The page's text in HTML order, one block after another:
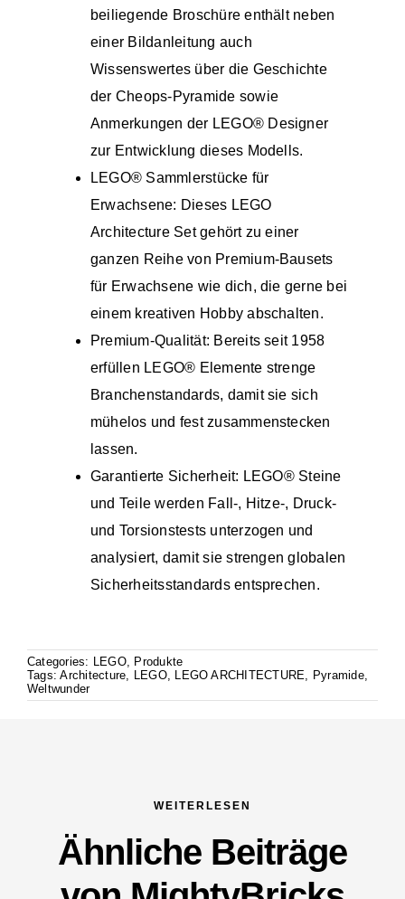
beiliegende Broschüre enthält neben
einer Bildanleitung auch
Wissenswertes über die Geschichte
der Cheops-Pyramide sowie
Anmerkungen der LEGO® Designer
zur Entwicklung dieses Modells.
LEGO® Sammlerstücke für
Erwachsene: Dieses LEGO
Architecture Set gehört zu einer
ganzen Reihe von Premium-Bausets
für Erwachsene wie dich, die gerne bei
einem kreativen Hobby abschalten.
Premium-Qualität: Bereits seit 1958
erfüllen LEGO® Elemente strenge
Branchenstandards, damit sie sich
mühelos und fest zusammenstecken
lassen.
Garantierte Sicherheit: LEGO® Steine
und Teile werden Fall-, Hitze-, Druck-
und Torsionstests unterzogen und
analysiert, damit sie strengen globalen
Sicherheitsstandards entsprechen.
Categories: LEGO, Produkte
Tags:Architecture LEGO, LEGO ARCHITECTURE Pyramide,
Weltwunder
WEITERLESEN
Ähnliche Beiträge